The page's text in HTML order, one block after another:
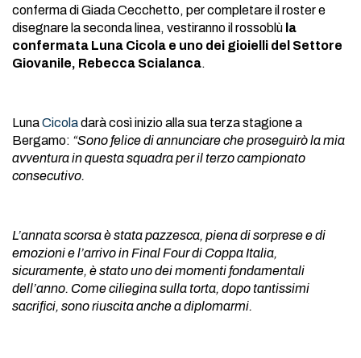
conferma di Giada Cecchetto, per completare il roster e
disegnare la seconda linea, vestiranno il rossoblù la
confermata Luna Cicola e uno dei gioielli del Settore
Giovanile, Rebecca Scialanca.
LunaCicoladarà così inizio alla sua terza stagione a
Bergamo: “Sono felice di annunciare che proseguirò la mia
avventura in questa squadra per il terzo campionato
consecutivo.
L’annata scorsa è stata pazzesca, piena di sorprese e di
emozioni e l’arrivo in Final Four di Coppa Italia,
sicuramente, è stato uno dei momenti fondamentali
dell’anno. Come ciliegina sulla torta, dopo tantissimi
sacrifici, sono riuscita anche a diplomarmi.